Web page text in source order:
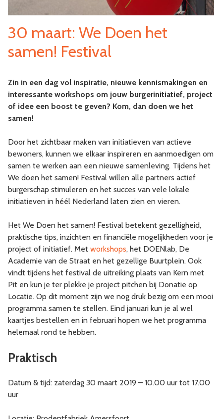
30 maart: We Doen het
samen! Festival
Zin in een dag vol inspiratie, nieuwe kennismakingen en
interessante workshops om jouw burgerinitiatief, project
of idee een boost te geven? Kom, dan doen we het
samen!
Door het zichtbaar maken van initiatieven van actieve
bewoners, kunnen we elkaar inspireren en aanmoedigen om
samen te werken aan een nieuwe samenleving. Tijdens het
We doen het samen! Festival willen alle partners actief
burgerschap stimuleren en het succes van vele lokale
initiatieven in héél Nederland laten zien en vieren.
Het We Doen het samen! Festival betekent gezelligheid,
praktische tips, inzichten en financiële mogelijkheden voor je
project of initiatief. Met workshops, het DOENlab, De
Academie van de Straat en het gezellige Buurtplein. Ook
vindt tijdens het festival de uitreiking plaats van Kern met
Pit en kun je ter plekke je project pitchen bij Donatie op
Locatie. Op dit moment zijn we nog druk bezig om een mooi
programma samen te stellen. Eind januari kun je al wel
kaartjes bestellen en in februari hopen we het programma
helemaal rond te hebben.
Praktisch
Datum & tijd: zaterdag 30 maart 2019 – 10.00 uur tot 17.00
uur